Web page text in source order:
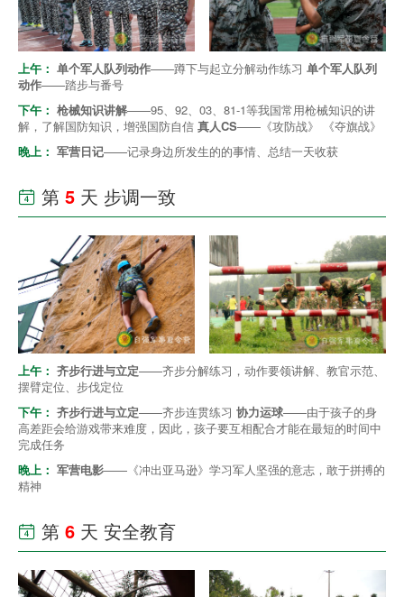
上午： 单个军人队列动作——蹲下与起立分解动作练习 单个军人队列
动作——踏步与番号
下午： 枪械知识讲解——95、92、03、81-1等我国常用枪械知识的讲
解，了解国防知识，增强国防自信 真人CS——《攻防战》 《夺旗战》
晚上： 军营日记——记录身边所发生的的事情、总结一天收获
 第 5 天 步调一致
上午： 齐步行进与立定——齐步分解练习，动作要领讲解、教官示范、
摆臂定位、步伐定位
下午： 齐步行进与立定——齐步连贯练习 协力运球——由于孩子的身
高差距会给游戏带来难度，因此，孩子要互相配合才能在最短的时间中
完成任务
晚上： 军营电影——《冲出亚马逊》学习军人坚强的意志，敢于拼搏的
精神
 第 6 天 安全教育